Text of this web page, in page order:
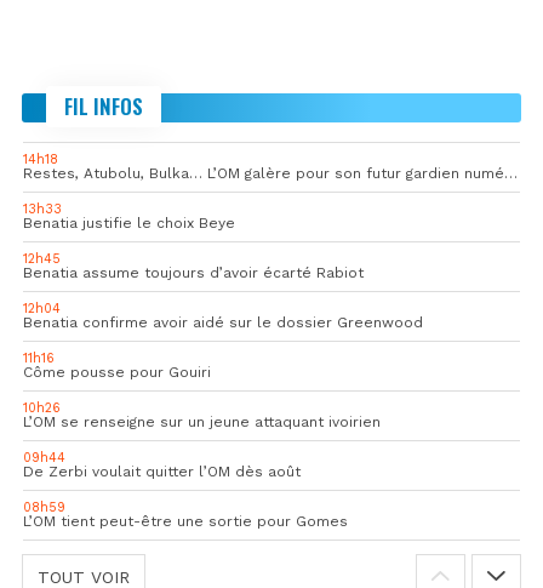
FIL INFOS
14h18
Restes, Atubolu, Bulka… L’OM galère pour son futur gardien numéro 1
13h33
Benatia justifie le choix Beye
12h45
Benatia assume toujours d’avoir écarté Rabiot
12h04
Benatia confirme avoir aidé sur le dossier Greenwood
11h16
Côme pousse pour Gouiri
10h26
L’OM se renseigne sur un jeune attaquant ivoirien
09h44
De Zerbi voulait quitter l’OM dès août
08h59
L’OM tient peut-être une sortie pour Gomes
TOUT VOIR